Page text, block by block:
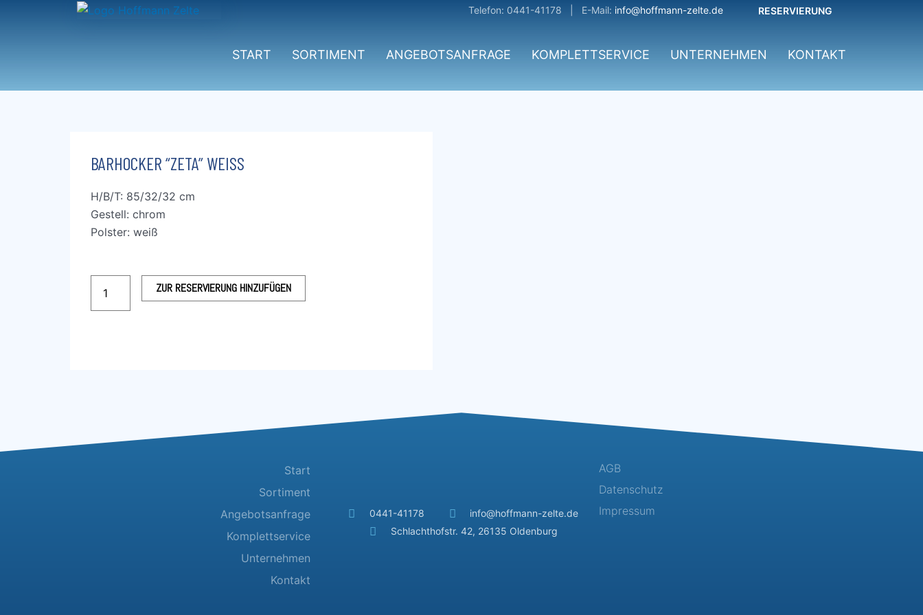
Telefon: 0441-41178 | E-Mail: info@hoffmann-zelte.de RESERVIERUNG
START SORTIMENT ANGEBOTSANFRAGE KOMPLETTSERVICE UNTERNEHMEN KONTAKT
BARHOCKER “ZETA” WEISS
H/B/T: 85/32/32 cm
Gestell: chrom
Polster: weiß
“Zeta”
ZUR RESERVIERUNG HINZUFÜGEN
Start
Sortiment
Angebotsanfrage
Komplettservice
Unternehmen
Kontakt
0441-41178
info@hoffmann-zelte.de
Schlachthofstr. 42, 26135 Oldenburg
AGB
Datenschutz
Impressum